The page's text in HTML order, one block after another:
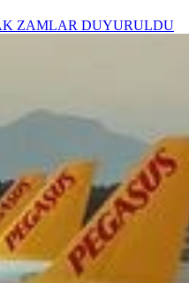
ZAMLAR DUYURULDU